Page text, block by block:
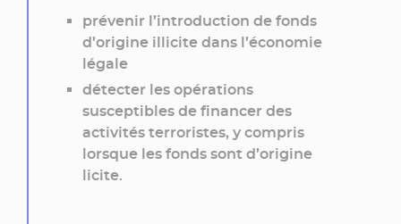
prévenir l’introduction de fonds
d’origine illicite dans l’économie
légale
détecter les opérations
susceptibles de financer des
activités terroristes, y compris
lorsque les fonds sont d’origine
licite.